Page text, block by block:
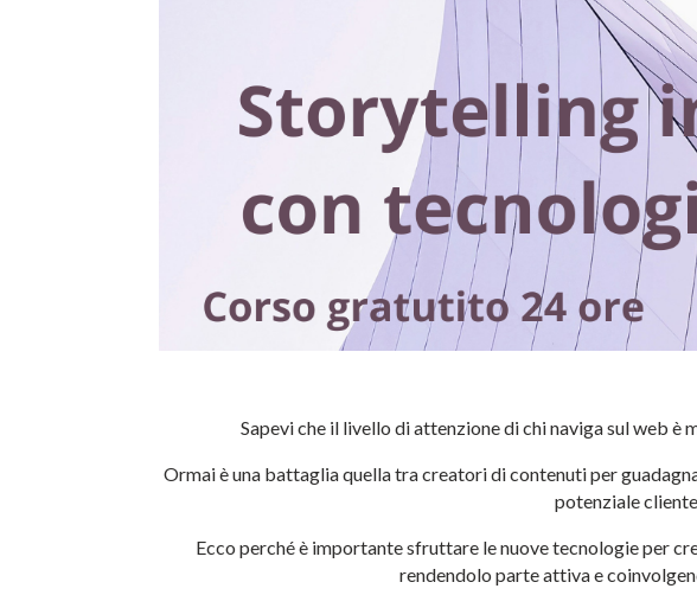
Sapevi che il livello di attenzione di chi naviga sul web è
Ormai è una battaglia quella tra creatori di contenuti per
potenziale
Ecco perché è importante sfruttare le nuove tecnologie per
rendendolo parte attiva e